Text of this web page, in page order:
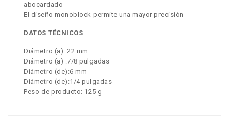
abocardado
El diseño monoblock permite una mayor precisión
DATOS TÉCNICOS
Diámetro (a) :22 mm
Diámetro (a) :7/8 pulgadas
Diámetro (de):6 mm
Diámetro (de):1/4 pulgadas
Peso de producto: 125 g